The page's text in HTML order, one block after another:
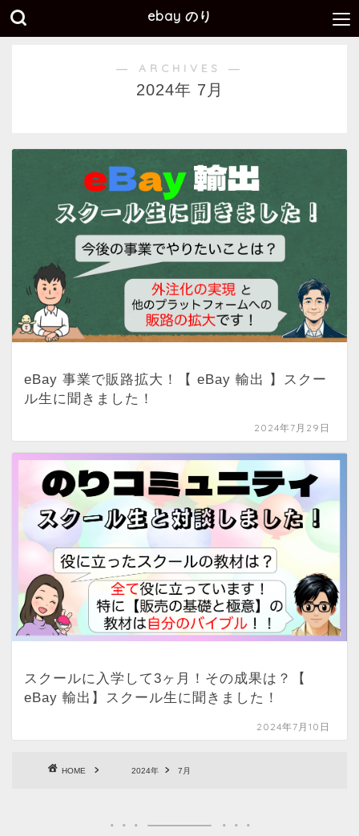
ebay のり
― ARCHIVES ―
2024年 7月
eBay 事業で販路拡大！【 eBay 輸出 】スクー
ル生に聞きました！
2024年7月29日
スクールに入学して3ヶ月！その成果は？【
eBay 輸出】スクール生に聞きました！
2024年7月10日
HOME 2024年 7月